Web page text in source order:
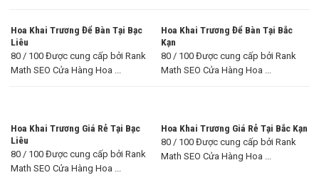
Hoa Khai Trương Để Bàn Tại Bạc
Liêu
80 / 100 Được cung cấp bởi Rank
Math SEO Cửa Hàng Hoa ...
Hoa Khai Trương Để Bàn Tại Bắc
Kạn
80 / 100 Được cung cấp bởi Rank
Math SEO Cửa Hàng Hoa ...
Hoa Khai Trương Giá Rẻ Tại Bạc
Liêu
80 / 100 Được cung cấp bởi Rank
Math SEO Cửa Hàng Hoa ...
Hoa Khai Trương Giá Rẻ Tại Bắc Kạn
80 / 100 Được cung cấp bởi Rank
Math SEO Cửa Hàng Hoa ...